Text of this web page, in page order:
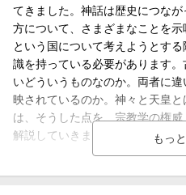
てきました。神話は歴史につな
方について、さまざまなことを
という国について考えようとす
識を持っている必要があります
いどういうものなのか。両者に
映されているのか。神々と天皇
は、そうした点を、宗教学の権
解説していきます。